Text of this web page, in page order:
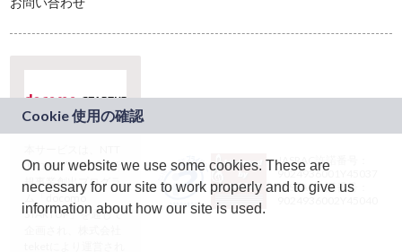
ドコモグループの新
規事業創出プログラ
ム「docomo
STARTUP」を通じて
JASRAC許諾番号：
9024936001Y45037
JASRAC許諾番号：
On our website we use some cookies. These are
necessary for our site to work properly and to give us
information about how our site is used.